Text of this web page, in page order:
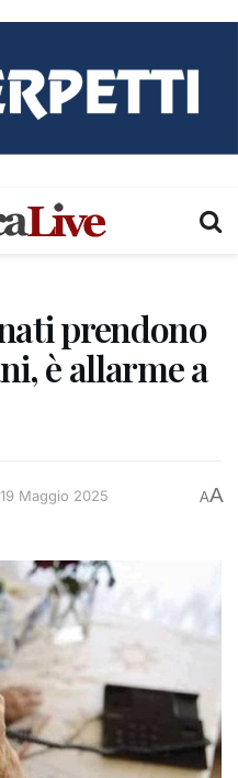
prendono
è allarme a
19 Maggio 2025 AA